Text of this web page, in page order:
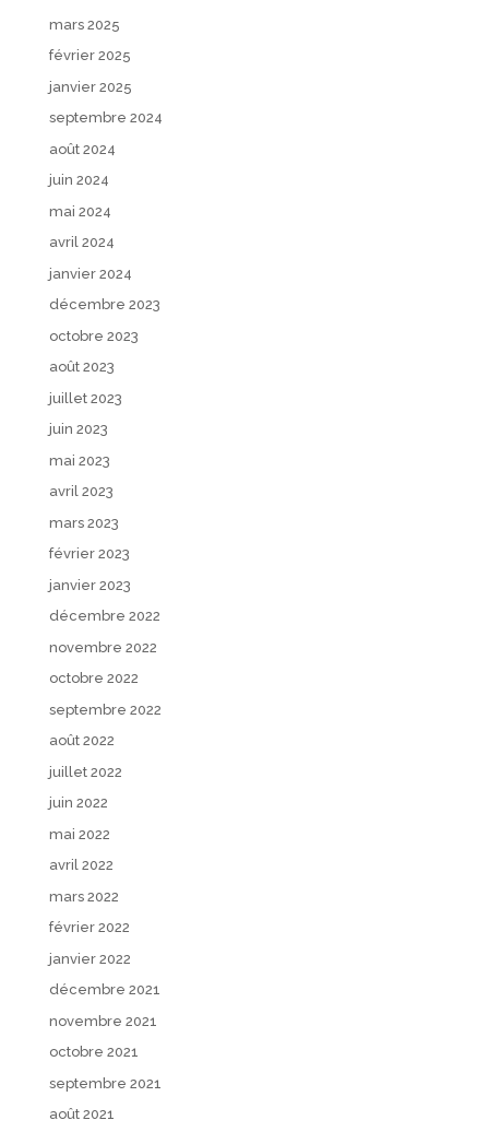
mars 2025
février 2025
janvier 2025
septembre 2024
août 2024
juin 2024
mai 2024
avril 2024
janvier 2024
décembre 2023
octobre 2023
août 2023
juillet 2023
juin 2023
mai 2023
avril 2023
mars 2023
février 2023
janvier 2023
décembre 2022
novembre 2022
octobre 2022
septembre 2022
août 2022
juillet 2022
juin 2022
mai 2022
avril 2022
mars 2022
février 2022
janvier 2022
décembre 2021
novembre 2021
octobre 2021
septembre 2021
août 2021